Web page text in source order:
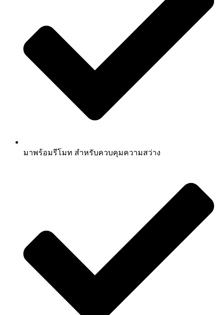
มาพร้อมรีโมท สำหรับควบคุมความสว่าง